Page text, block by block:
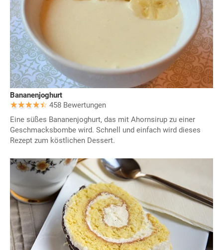
Bananenjoghurt
458 Bewertungen
Eine süßes Bananenjoghurt, das mit Ahornsirup zu einer
Geschmacksbombe wird. Schnell und einfach wird dieses
Rezept zum köstlichen Dessert.